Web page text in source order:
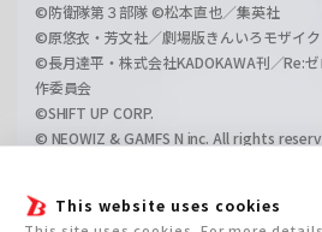
This website uses cookies
©防衛隊第３部隊 ©松本直也／集英社
©原悠衣・芳文社／劇場版きんいろモザイ
©長月達平・株式会社KADOKAWA刊／Re:
作委員会
©SHIFT UP CORP.
© NEOWIZ & GAMFS N inc. All rights
©GIRLS und PANZER Film Projekt